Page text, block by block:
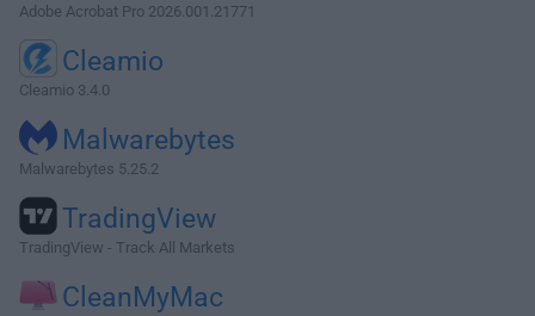
Adobe Acrobat Pro 2026.001.21771
Cleamio
Cleamio 3.4.0
Malwarebytes
Malwarebytes 5.25.2
TradingView
TradingView - Track All Markets
CleanMyMac